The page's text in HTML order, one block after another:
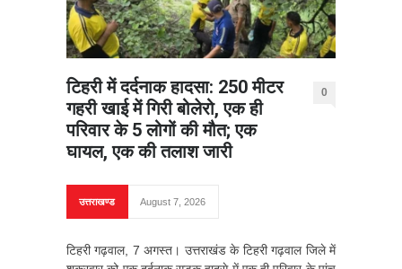
टिहरी में दर्दनाक हादसा: 250 मीटर
गहरी खाई में गिरी बोलेरो, एक ही
परिवार के 5 लोगों की मौत; एक
घायल, एक की तलाश जारी
0
उत्तराखण्ड August 7, 2026
टिहरी गढ़वाल, 7 अगस्त। उत्तराखंड के टिहरी गढ़वाल जिले में